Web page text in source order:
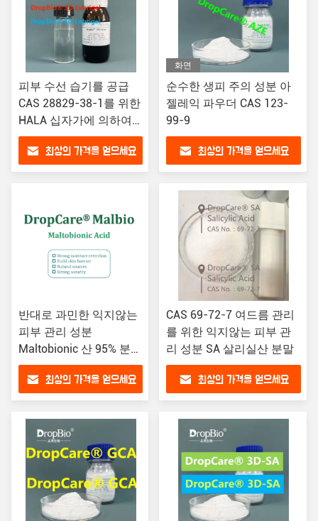
피부 수선 습기를 공급
CAS 28829-38-1를 위한
HALA 십자가에 의하여
연결되는 나트륨
Polyglutamate
최상의 가격을 얻으세요
화면
순수한 생피 주의 성분 아
젤레익 파우더 CAS 123-
99-9
최상의 가격을 얻으세요
반대로 과민한 익지않는
피부 관리 성분
Maltobionic 산 95% 분말
CAS 534-42
최상의 가격을 얻으세요
CAS 69-72-7 여드름 관리
를 위한 익지않는 피부 관
리 성분 SA 살리실산 분말
최상의 가격을 얻으세요